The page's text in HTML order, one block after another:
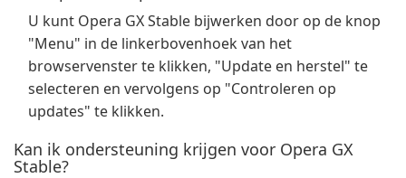
U kunt Opera GX Stable bijwerken door op de knop
"Menu" in de linkerbovenhoek van het
browservenster te klikken, "Update en herstel" te
selecteren en vervolgens op "Controleren op
updates" te klikken.
Kan ik ondersteuning krijgen voor Opera GX
Stable?